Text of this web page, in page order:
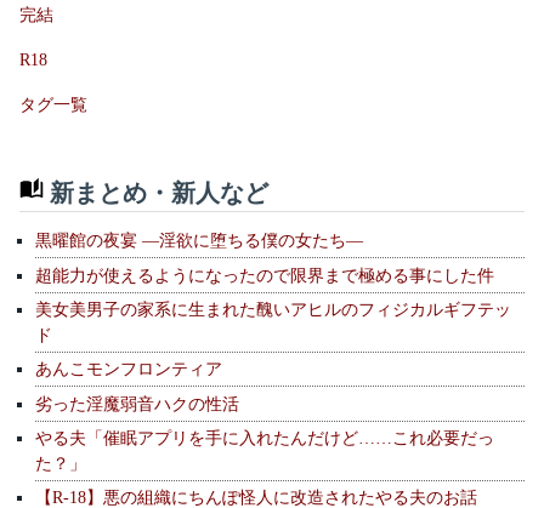
完結
R18
タグ一覧
新まとめ・新人など
黒曜館の夜宴 —淫欲に堕ちる僕の女たち—
超能力が使えるようになったので限界まで極める事にした件
美女美男子の家系に生まれた醜いアヒルのフィジカルギフテッ
ド
あんこモンフロンティア
劣った淫魔弱音ハクの性活
やる夫「催眠アプリを手に入れたんだけど……これ必要だっ
た？」
【R-18】悪の組織にちんぽ怪人に改造されたやる夫のお話